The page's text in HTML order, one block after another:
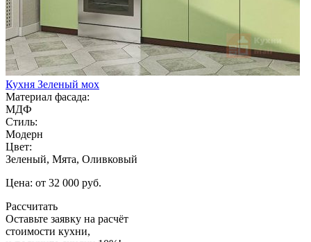
Кухня Зеленый мох
Материал фасада:
МДФ
Стиль:
Модерн
Цвет:
Зеленый, Мята, Оливковый
Цена: от 32 000 руб.
Рассчитать
Оставьте заявку на расчёт
стоимости кухни,